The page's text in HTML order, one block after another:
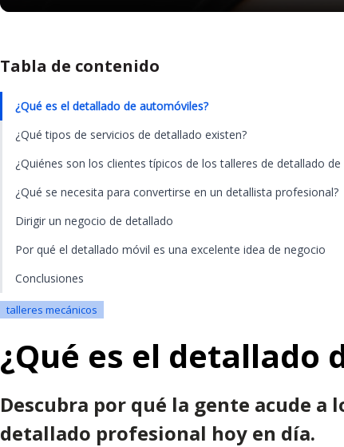
Tabla de contenido
¿Qué es el detallado de automóviles?
¿Qué tipos de servicios de detallado existen?
¿Quiénes son los clientes típicos de los talleres de detallado
¿Qué se necesita para convertirse en un detallista profesional?
Dirigir un negocio de detallado
Por qué el detallado móvil es una excelente idea de negocio
Conclusiones
talleres mecánicos
¿Qué es el detallado
Descubra por qué la gente acude
detallado profesional hoy en día.